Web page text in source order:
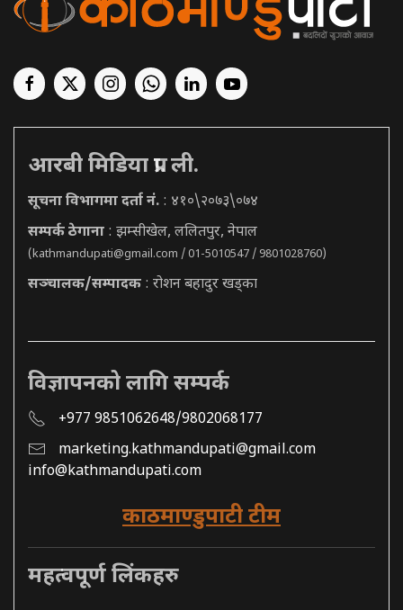
आरबी मिडिया प्रा. ली.
सूचना विभागमा दर्ता नं. : ४१०\२०७३\०७४
सम्पर्क ठेगाना : झम्सीखेल, ललितपुर, नेपाल
(kathmandupati@gmail.com / 01-5010547 / 9801028760)
सञ्चालक/सम्पादक : रोशन बहादुर खड्का
विज्ञापनको लागि सम्पर्क
+977 9851062648/9802068177
marketing.kathmandupati@gmail.com
info@kathmandupati.com
काठमाण्डुपाटी टीम
महत्वपूर्ण लिंकहरु